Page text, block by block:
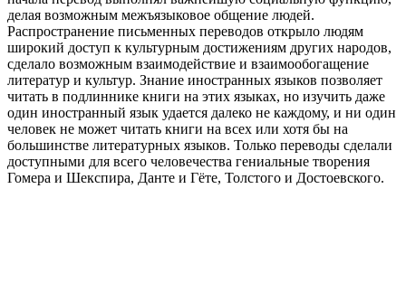
делая возможным межъязыковое общение людей.
Распространение письменных переводов открыло людям
широкий доступ к культурным достижениям других народов,
сделало возможным взаимодействие и взаимообогащение
литератур и культур. Знание иностранных языков позволяет
читать в подлиннике книги на этих языках, но изучить даже
один иностранный язык удается далеко не каждому, и ни один
человек не может читать книги на всех или хотя бы на
большинстве литературных языков. Только переводы сделали
доступными для всего человечества гениальные творения
Гомера и Шекспира, Данте и Гёте, Толстого и Достоевского.